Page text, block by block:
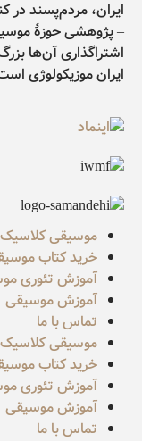
ایران، مردم‌پسند در
– پژوهشی حوزۀ
اشتراگذاری آن‌ها
ایران موزیکولوژی
موسیقی کلاسیک
خرید کتاب
آموزش تئوری
آموزش موسیقی
تماس با ما
موسیقی کلاسیک
خرید کتاب
آموزش تئوری
آموزش موسیقی
تماس با ما